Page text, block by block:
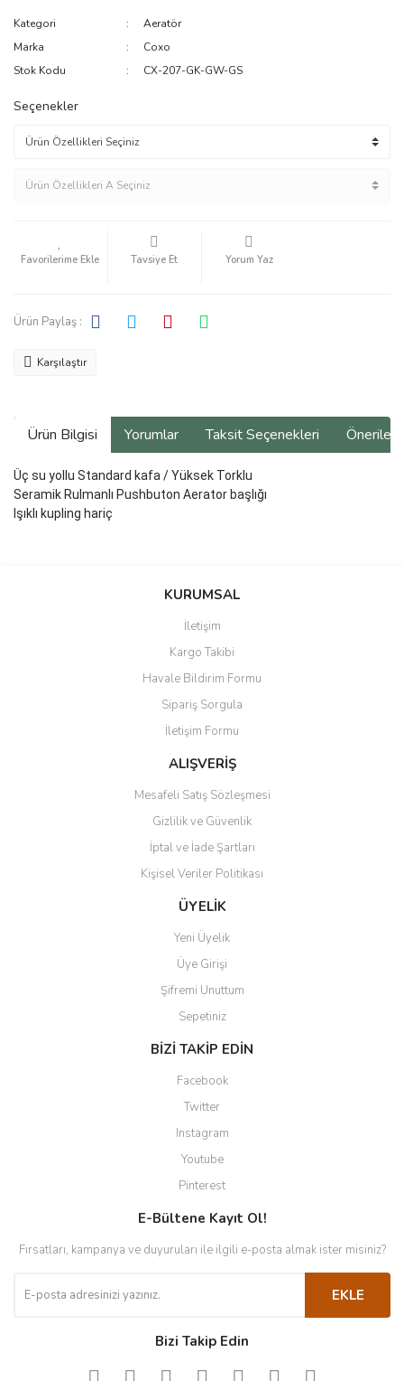
Kategori
Aeratör
Marka
Coxo
Stok Kodu
CX-207-GK-GW-GS
Seçenekler
Tavsiye Et Yorum Yaz
Ürün Paylaş :
Karşılaştır
Ürün Bilgisi Yorumlar Taksit Seçenekleri
Üç su yollu Standard kafa / Yüksek Torklu
Seramik Rulmanlı Pushbuton Aerator başlığı
Işıklı kupling hariç
Bu ürüne ilk yorumu siz yapın!
Ürün resmi kalitesiz, bozuk veya görüntülenemiyor.
Ürün açıklamasında eksik bilgiler bulunuyor.
Ürün bilgilerinde hatalar bulunuyor.
Ürün fiyatı diğer sitelerden daha pahalı.
Bu ürüne benzer farklı alternatifler olmalı.
Gönder
KURUMSAL
İletişim
Kargo Takibi
Havale Bildirim Formu
Sipariş Sorgula
İletişim Formu
ALIŞVERİŞ
Mesafeli Satış Sözleşmesi
Gizlilik ve Güvenlik
İptal ve İade Şartları
Kişisel Veriler Politikası
ÜYELİK
Yeni Üyelik
Üye Girişi
Şifremi Unuttum
Sepetiniz
BİZİ TAKİP EDİN
Facebook
Twitter
Instagram
Youtube
Pinterest
E-Bültene Kayıt Ol!
Fırsatları, kampanya ve duyuruları ile ilgili e-posta almak ister misiniz?
EKLE
Bizi Takip Edin